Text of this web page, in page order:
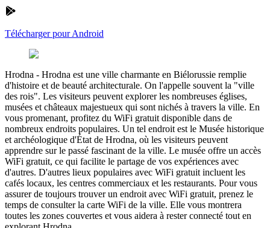
Télécharger pour Android
Hrodna - Hrodna est une ville charmante en Biélorussie remplie
d'histoire et de beauté architecturale. On l'appelle souvent la "ville
des rois". Les visiteurs peuvent explorer les nombreuses églises,
musées et châteaux majestueux qui sont nichés à travers la ville. En
vous promenant, profitez du WiFi gratuit disponible dans de
nombreux endroits populaires. Un tel endroit est le Musée historique
et archéologique d'État de Hrodna, où les visiteurs peuvent
apprendre sur le passé fascinant de la ville. Le musée offre un accès
WiFi gratuit, ce qui facilite le partage de vos expériences avec
d'autres. D'autres lieux populaires avec WiFi gratuit incluent les
cafés locaux, les centres commerciaux et les restaurants. Pour vous
assurer de toujours trouver un endroit avec WiFi gratuit, prenez le
temps de consulter la carte WiFi de la ville. Elle vous montrera
toutes les zones couvertes et vous aidera à rester connecté tout en